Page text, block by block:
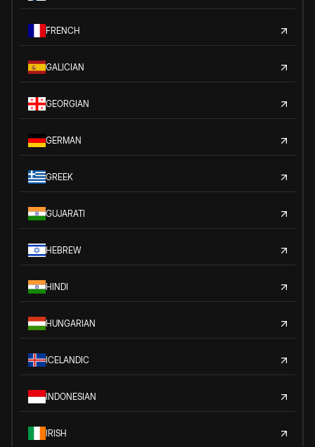
FRENCH
GALICIAN
GEORGIAN
GERMAN
GREEK
GUJARATI
HEBREW
HINDI
HUNGARIAN
ICELANDIC
INDONESIAN
IRISH